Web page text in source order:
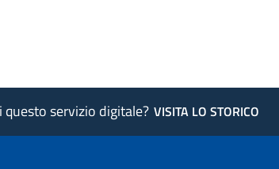
servizio digitale? VISITA LO STORICO